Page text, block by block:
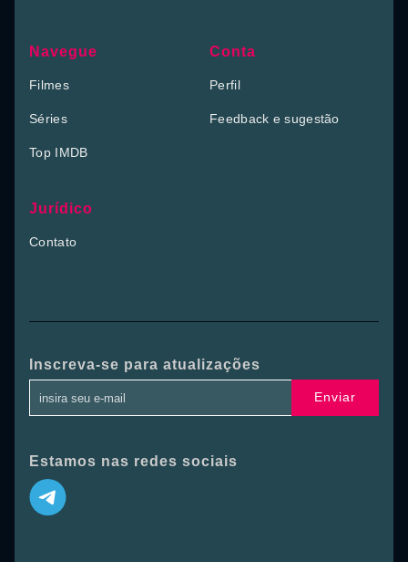
Navegue
Filmes
Séries
Top IMDB
Conta
Perfil
Feedback e sugestão
Jurídico
Contato
Inscreva-se para atualizações
Enviar
Estamos nas redes sociais